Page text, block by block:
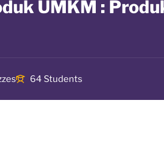
UMKM :
64 Students